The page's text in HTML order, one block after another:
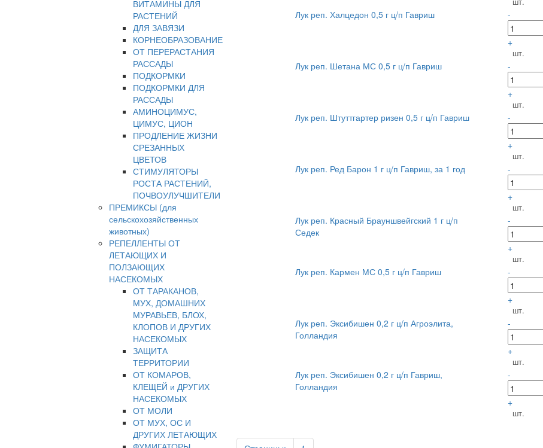
ВИТАМИНЫ ДЛЯ
РАСТЕНИЙ
ДЛЯ ЗАВЯЗИ
КОРНЕОБРАЗОВАНИЕ
ОТ ПЕРЕРАСТАНИЯ
РАССАДЫ
ПОДКОРМКИ
ПОДКОРМКИ ДЛЯ
РАССАДЫ
АМИНОЦИМУС,
ЦИМУС, ЦИОН
ПРОДЛЕНИЕ ЖИЗНИ
СРЕЗАННЫХ
ЦВЕТОВ
СТИМУЛЯТОРЫ
РОСТА РАСТЕНИЙ,
ПОЧВОУЛУЧШИТЕЛИ
ПРЕМИКСЫ (для
сельскохозяйственных
животных)
РЕПЕЛЛЕНТЫ ОТ
ЛЕТАЮЩИХ И
ПОЛЗАЮЩИХ
НАСЕКОМЫХ
ОТ ТАРАКАНОВ,
МУХ, ДОМАШНИХ
МУРАВЬЕВ, БЛОХ,
КЛОПОВ И ДРУГИХ
НАСЕКОМЫХ
ЗАЩИТА
ТЕРРИТОРИИ
ОТ КОМАРОВ,
КЛЕЩЕЙ и ДРУГИХ
НАСЕКОМЫХ
ОТ МОЛИ
ОТ МУХ, ОС И
ДРУГИХ ЛЕТАЮЩИХ
Лук реп. Халцедон 0,5 г ц/п Гавриш -
+
шт.
Лук реп. Шетана МС 0,5 г ц/п Гавриш -
+
шт.
Лук реп. Штуттгартер ризен 0,5 г ц/п Гавриш -
+
шт.
Лук реп. Ред Барон 1 г ц/п Гавриш, за 1 год -
+
шт.
Лук реп. Красный Брауншвейгский 1 г ц/п
Седек
-
+
шт.
Лук реп. Кармен МС 0,5 г ц/п Гавриш -
+
шт.
Лук реп. Эксибишен 0,2 г ц/п Агроэлита,
Голландия
-
+
шт.
Лук реп. Эксибишен 0,2 г ц/п Гавриш,
Голландия
-
+
шт.